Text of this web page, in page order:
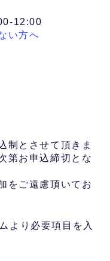
12:00
い方へ
制とさせて頂きま
第お申込締切とな
をご遠慮頂いてお
より必要項目を入